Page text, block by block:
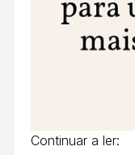
Continuar a ler: